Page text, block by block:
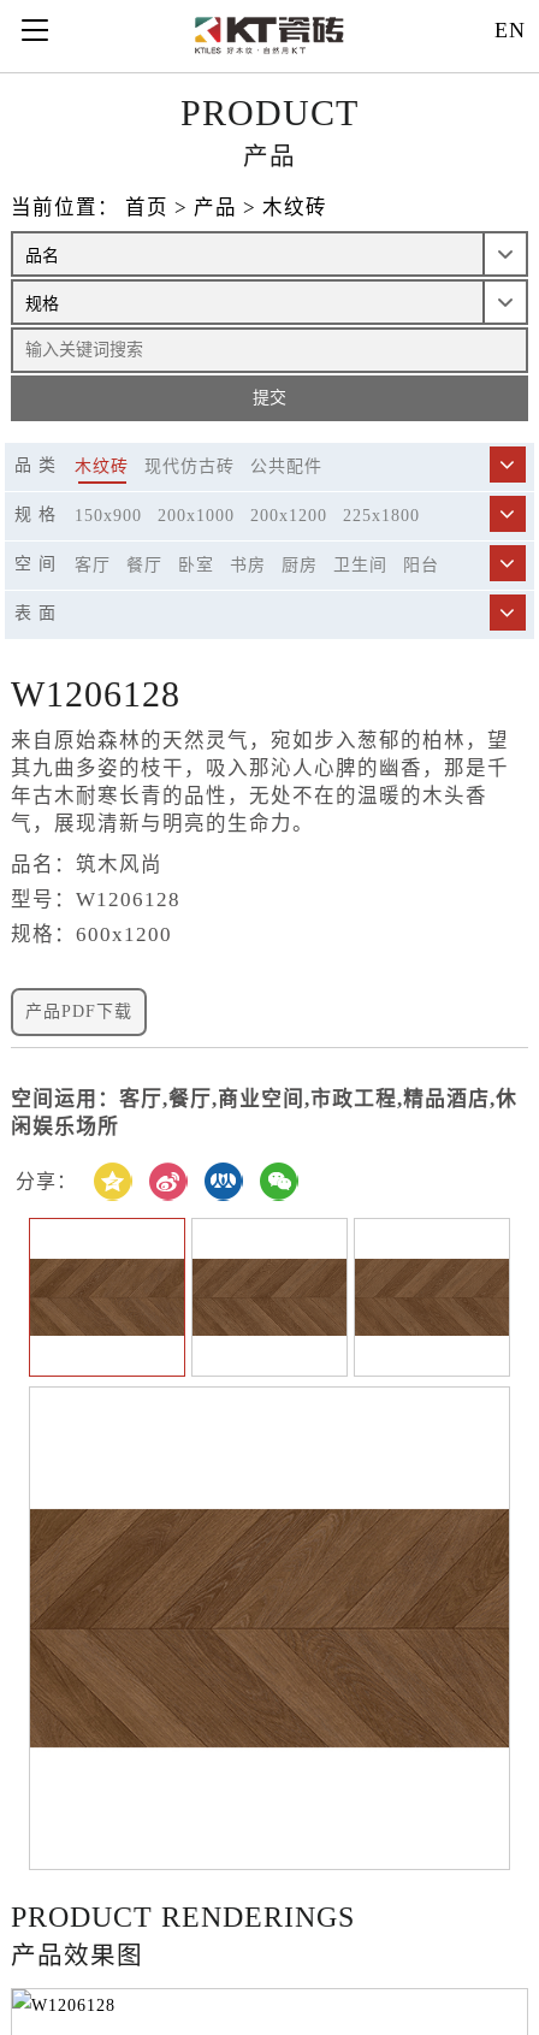
EN
PRODUCT
产品
当前位置： 首页 > 产品 > 木纹砖
品 类 木纹砖 现代仿古砖 公共配件
规 格 150x900 200x1000 200x1200
225x1800
空 间 客厅 餐厅 卧室 书房 厨房 卫生间
阳台
表 面
W1206128
来自原始森林的天然灵气，宛如步入葱郁的柏林，望
其九曲多姿的枝干，吸入那沁人心脾的幽香，那是千
年古木耐寒长青的品性，无处不在的温暖的木头香
气，展现清新与明亮的生命力。
品名：筑木风尚
型号：W1206128
规格：600x1200
产品PDF下载
空间运用：客厅,餐厅,商业空间,市政工程,精品酒店,休
闲娱乐场所
分享：
PRODUCT RENDERINGS
产品效果图